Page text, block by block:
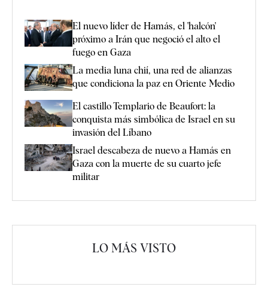
El nuevo líder de Hamás, el 'halcón'
próximo a Irán que negoció el alto el
fuego en Gaza
La media luna chií, una red de alianzas
que condiciona la paz en Oriente Medio
El castillo Templario de Beaufort: la
conquista más simbólica de Israel en su
invasión del Líbano
Israel descabeza de nuevo a Hamás en
Gaza con la muerte de su cuarto jefe
militar
LO MÁS VISTO